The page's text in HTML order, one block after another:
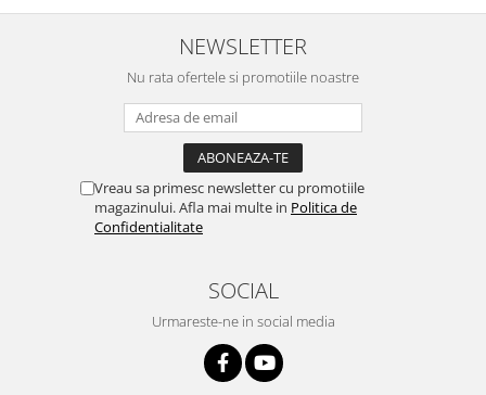
NEWSLETTER
Nu rata ofertele si promotiile noastre
Vreau sa primesc newsletter cu promotiile
magazinului. Afla mai multe in Politica de
Confidentialitate
SOCIAL
Urmareste-ne in social media